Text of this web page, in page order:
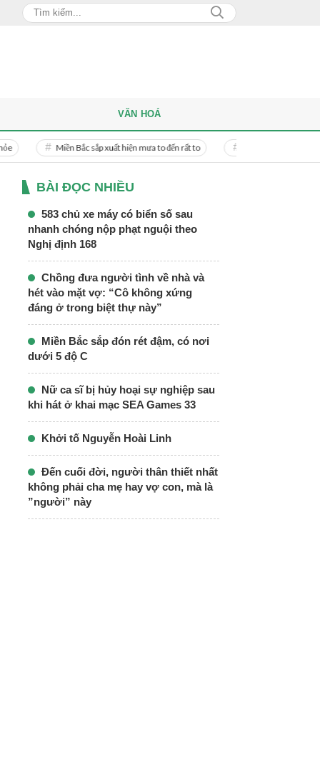
Miền Bắc sắp xuất hiện mưa to đến rất to Danh tính người phụ nữ bị bạn trai
VĂN HOÁ
BÀI ĐỌC NHIỀU
583 chủ xe máy có biển số sau
nhanh chóng nộp phạt nguội theo
Nghị định 168
Chồng đưa người tình về nhà và
hét vào mặt vợ: “Cô không xứng
đáng ở trong biệt thự này”
Miền Bắc sắp đón rét đậm, có nơi
dưới 5 độ C
Nữ ca sĩ bị hủy hoại sự nghiệp sau
khi hát ở khai mạc SEA Games 33
Khởi tố Nguyễn Hoài Linh
Đến cuối đời, người thân thiết nhất
không phải cha mẹ hay vợ con, mà là
”người” này